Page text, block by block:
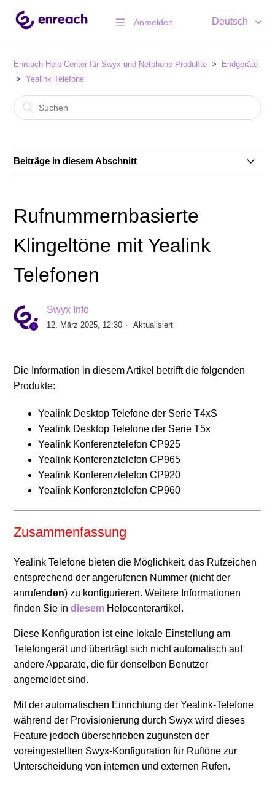
Anmelden Deutsch
Enreach Help-Center für Swyx und Netphone Produkte
Endgeräte
Yealink Telefone
Beiträge in diesem Abschnitt
Swyx Telefonbuch funktioniert nicht mehr bei älteren
Yealink Telefonen (T4x, CP9x0)
Empfohlene Yealink Firmware Versionen ab Swyx
Automatische Rufannahme an einem Yealink-
Rufnummernbasierte Klingeltöne mit Yealink
Telefonen
Yealink: Keine Displaymeldungen bei
Rufbenachrichtigung/Rufübernahme
Klingelton einstellen
Yealink Firmware Update beim Update einer
SwyxWare auf die Version 12.40
Yealink T4xS & CP Telefone - Hinweise zur
Weitere anzeigen
Rufnummernbasierte
Klingeltöne mit Yealink
Telefonen
Swyx Info
12. März 2025, 12:30 Aktualisiert
Die Information in diesem Artikel betrifft die folgenden
Produkte:
Yealink Desktop Telefone der Serie T4xS
Yealink Desktop Telefone der Serie T5x
Yealink Konferenztelefon CP925
Yealink Konferenztelefon CP965
Yealink Konferenztelefon CP920
Yealink Konferenztelefon CP960
Zusammenfassung
Yealink Telefone bieten die Möglichkeit, das Rufzeichen
entsprechend der angerufenen Nummer (nicht der
anrufenden) zu konfigurieren. Weitere Informationen
finden Sie indiesem Helpcenterartikel.
Diese Konfiguration ist eine lokale Einstellung am
Telefongerät und überträgt sich nicht automatisch auf
andere Apparate, die für denselben Benutzer
angemeldet sind.
Mit der automatischen Einrichtung der Yealink-Telefone
während der Provisionierung durch Swyx wird dieses
Feature jedoch überschrieben zugunsten der
voreingestellten Swyx-Konfiguration für Ruftöne zur
Unterscheidung von internen und externen Rufen.